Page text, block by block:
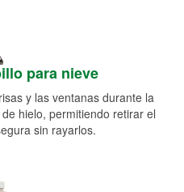
para nieve
y las ventanas durante la
hielo, permitiendo retirar el
sin rayarlos.